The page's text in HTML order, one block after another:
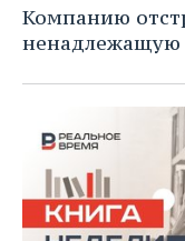
Компанию
ненадлежащую